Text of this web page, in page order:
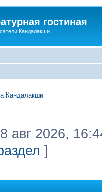
гостиная
Кандалакши
Кандалакши
авг 2026,
]